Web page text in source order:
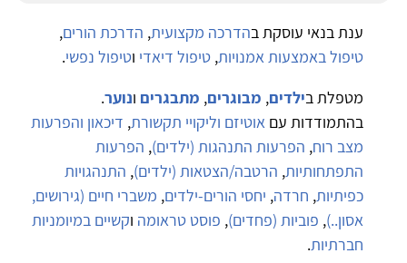
ענת בנאי עוסקת בהדרכה מקצועית, הדרכת הורים,
טיפול באמצעות אמנויות, טיפול דיאדי וטיפול נפשי.
מטפלת בילדים, מבוגרים, מתבגרים ונוער.
בהתמודדות עם אוטיזם וליקויי תקשורת, דיכאון והפרעות
מצב רוח, הפרעות התנהגות (ילדים), הפרעות
התפתחותיות, הרטבה/הצטאות (ילדים), התנהגויות
כפיתיות, חרדה, יחסי הורים-ילדים, משברי חיים (גירושים,
אסון..), פוביות (פחדים), פוסט טראומה וקשיים במיומניות
חברתיות.